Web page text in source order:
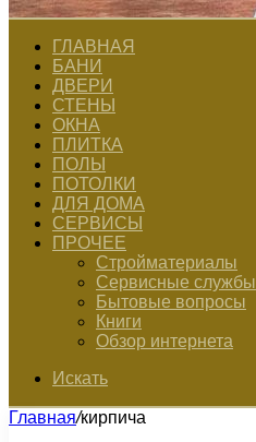
ГЛАВНАЯ
БАНИ
ДВЕРИ
СТЕНЫ
ОКНА
ПЛИТКА
ПОЛЫ
ПОТОЛКИ
ДЛЯ ДОМА
СЕРВИСЫ
ПРОЧЕЕ
Стройматериалы
Сервисные службы
Бытовые вопросы
Книги
Обзор интернета
Искать
Главная/кирпича